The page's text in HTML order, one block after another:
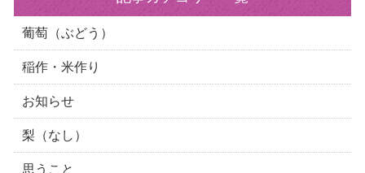
葡萄（ぶどう）
稲作・米作り
お知らせ
梨（なし）
思うこと